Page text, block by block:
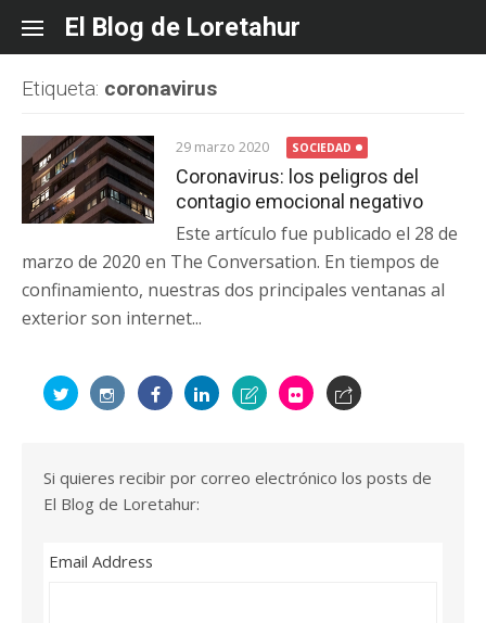
content
El Blog de Loretahur
Etiqueta: coronavirus
29 marzo 2020 SOCIEDAD
Coronavirus: los peligros del
contagio emocional negativo
Este artículo fue publicado el 28 de
marzo de 2020 en The Conversation. En tiempos de
confinamiento, nuestras dos principales ventanas al
exterior son internet...
Si quieres recibir por correo electrónico los posts de
El Blog de Loretahur:
Email Address